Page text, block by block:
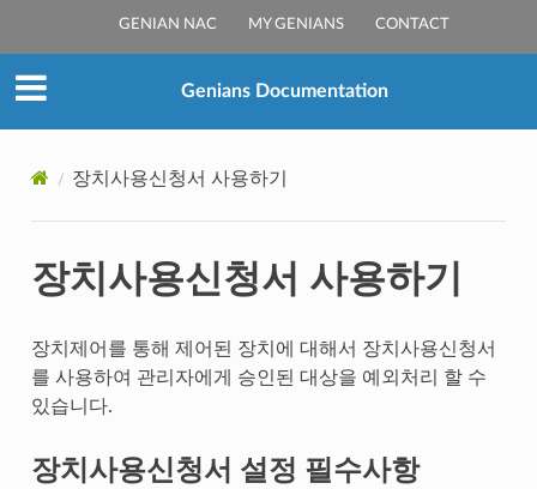
GENIAN NAC MY GENIANS CONTACT
Genians Documentation
장치사용신청서 사용하기
장치사용신청서 사용하기
장치제어를 통해 제어된 장치에 대해서 장치사용신청서
를 사용하여 관리자에게 승인된 대상을 예외처리 할 수
있습니다.
장치사용신청서 설정 필수사항